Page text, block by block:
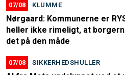
07/08 KLUMME
Nørgaard: Kommunerne er
heller ikke rimeligt, at
det på den måde
07/08 SIKKERHEDSHULLER